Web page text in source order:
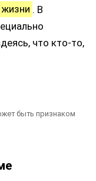
жизни . В
что кто-то,
быть признаком